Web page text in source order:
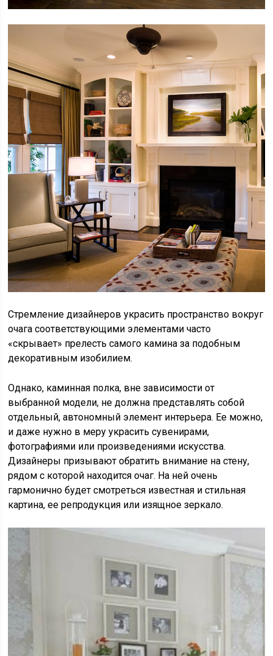
Стремление дизайнеров украсить пространство вокруг
очага соответствующими элементами часто
«скрывает» прелесть самого камина за подобным
декоративным изобилием.
Однако, каминная полка, вне зависимости от
выбранной модели, не должна представлять собой
отдельный, автономный элемент интерьера. Ее можно,
и даже нужно в меру украсить сувенирами,
фотографиями или произведениями искусства.
Дизайнеры призывают обратить внимание на стену,
рядом с которой находится очаг. На ней очень
гармонично будет смотреться известная и стильная
картина, ее репродукция или изящное зеркало.